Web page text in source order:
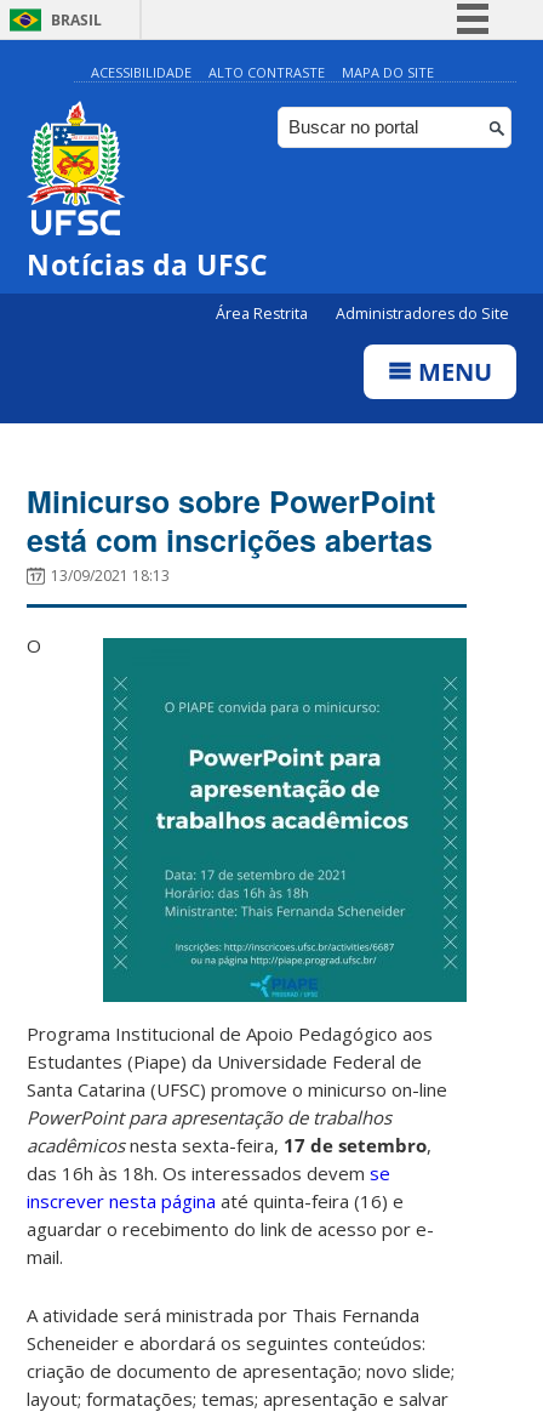
BRASIL
Simplifique!
Comunica BR
Participe
ACESSIBILIDADE ALTO CONTRASTE MAPA DO SITE
Notícias da UFSC
Área Restrita Administradores do Site
MENU
Minicurso sobre PowerPoint
está com inscrições abertas
13/09/2021 18:13
O
Programa Institucional de Apoio Pedagógico aos
Estudantes (Piape) da Universidade Federal de
Santa Catarina (UFSC) promove o minicurso on-line
PowerPoint para apresentação de trabalhos
acadêmicosnesta sexta-feira, 17 de setembro,
das 16h às 18h. Os interessados devemse
inscrever nesta página até quinta-feira (16) e
aguardar o recebimento do link de acesso por e-
mail.
A atividade será ministrada por Thais Fernanda
Scheneider e abordará os seguintes conteúdos:
criação de documento de apresentação; novo slide;
layout; formatações; temas; apresentação e salvar